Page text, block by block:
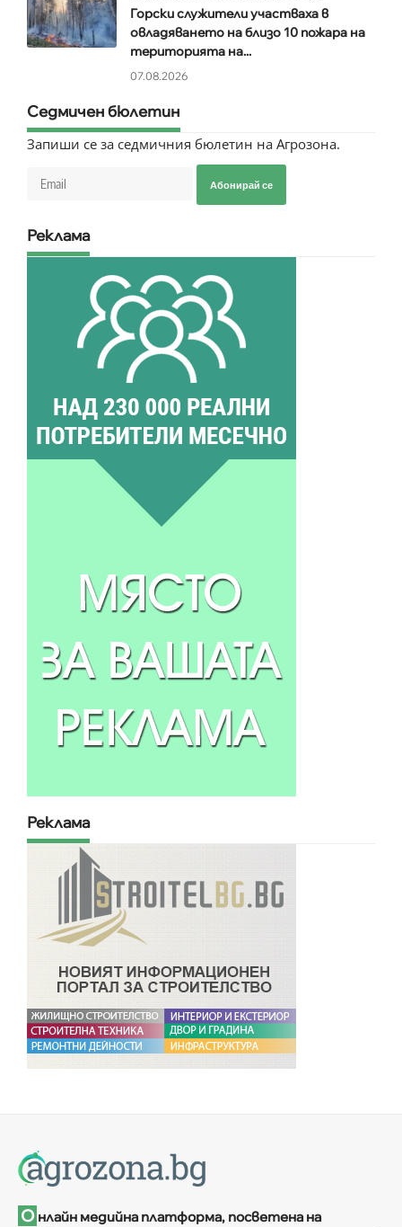
Горски служители участваха в
овладяването на близо 10 пожара на
територията на...
07.08.2026
Седмичен бюлетин
Запиши се за седмичния бюлетин на Агрозона.
Абонирай се
Реклама
Реклама
О нлайн медийна платформа, посветена на